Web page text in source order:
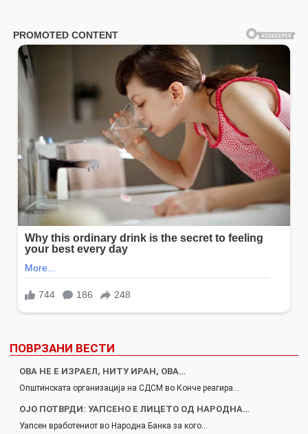
ПОВРЗАНИ ВЕСТИ
ОВА НЕ Е ИЗРАЕЛ, НИТУ ИРАН, ОВА…
Општинската организација на СДСМ во Конче реагира…
ОЈО ПОТВРДИ: УАПСЕНО Е ЛИЦЕТО ОД НАРОДНА…
Уапсен вработениот во Народна Банка за кого…